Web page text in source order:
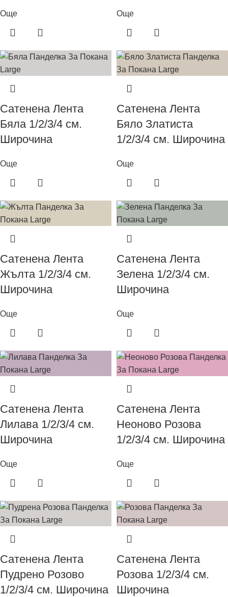
Още Още
Сатенена Лента
Бяла 1/2/3/4 см.
Широчина
Още
Сатенена Лента
Бяло Златиста
1/2/3/4 см. Широчина
Още
Сатенена Лента
Жълта 1/2/3/4 см.
Широчина
Още
Сатенена Лента
Зелена 1/2/3/4 см.
Широчина
Още
Сатенена Лента
Лилава 1/2/3/4 см.
Широчина
Още
Сатенена Лента
Неоново Розова
1/2/3/4 см. Широчина
Още
Сатенена Лента
Пудрено Розово
1/2/3/4 см. Широчина
Сатенена Лента
Розова 1/2/3/4 см.
Широчина